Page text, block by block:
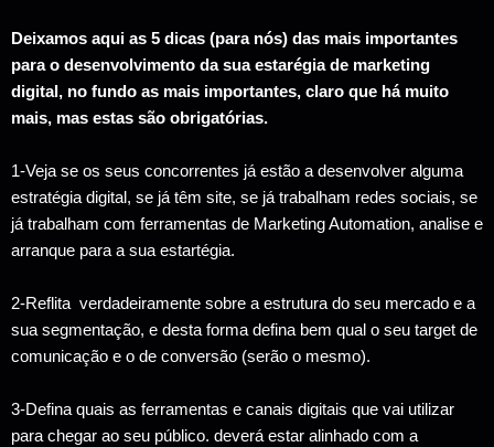
Deixamos aqui as 5 dicas (para nós) das mais importantes
para o desenvolvimento da sua estarégia de marketing
digital, no fundo as mais importantes, claro que há muito
mais, mas estas são obrigatórias.
1-Veja se os seus concorrentes já estão a desenvolver alguma
estratégia digital, se já têm site, se já trabalham redes sociais, se
já trabalham com ferramentas de Marketing Automation, analise e
arranque para a sua estartégia.
2-Reflita verdadeiramente sobre a estrutura do seu mercado e a
sua segmentação, e desta forma defina bem qual o seu target de
comunicação e o de conversão (serão o mesmo).
3-Defina quais as ferramentas e canais digitais que vai utilizar
para chegar ao seu público. deverá estar alinhado com a